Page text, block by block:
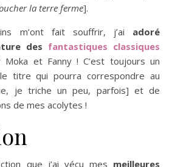
la terre ferme].
m’ont fait souffrir, j’ai adoré
des fantastiques classiques
Moka et Fanny ! C’est toujours un
titre qui pourra correspondre au
je triche un peu, parfois] et de
de mes acolytes !
que j’ai vécu mes meilleures